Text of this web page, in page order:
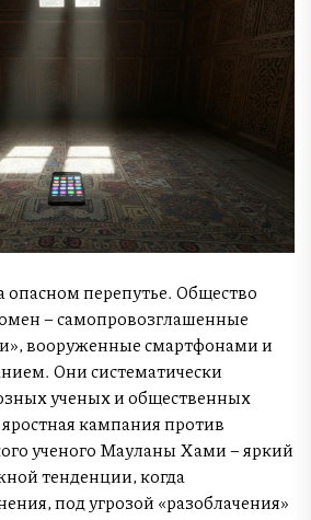
перепутье. Общество
– самопровозглашенные
вооруженные смартфонами и
Они систематически
ученых и общественных
кампания против
ученого Мауланы Хами – яркий
тенденции, когда
под угрозой «разоблачения»